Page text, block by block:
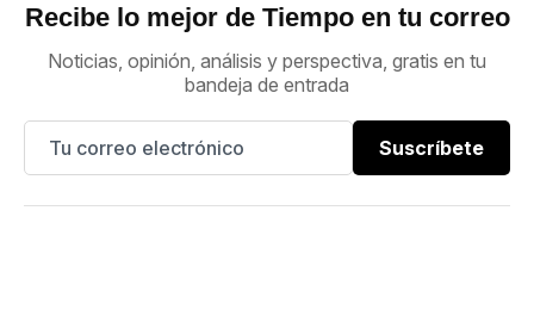
Recibe lo mejor de Tiempo en tu correo
Noticias, opinión, análisis y perspectiva, gratis en tu
bandeja de entrada
Suscríbete